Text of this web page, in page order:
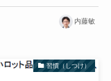
内藤敏
習慣（しつけ）